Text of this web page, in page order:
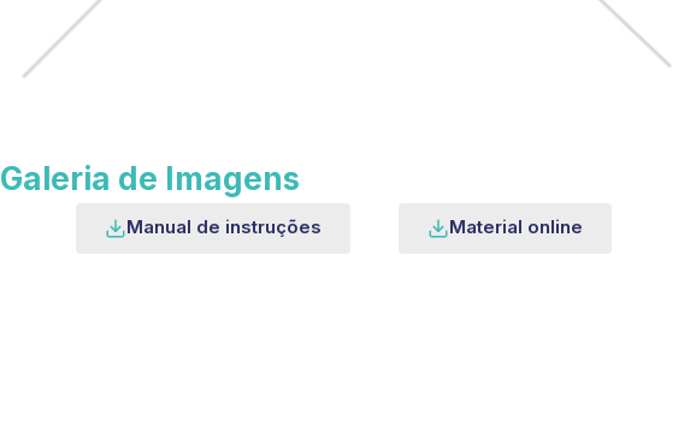
Galeria de Imagens
Manual de instruções Material online